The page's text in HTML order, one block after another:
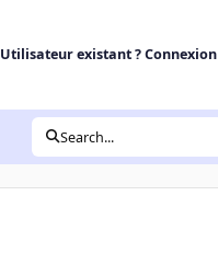
Utilisateur existant ? Connexion
Search...